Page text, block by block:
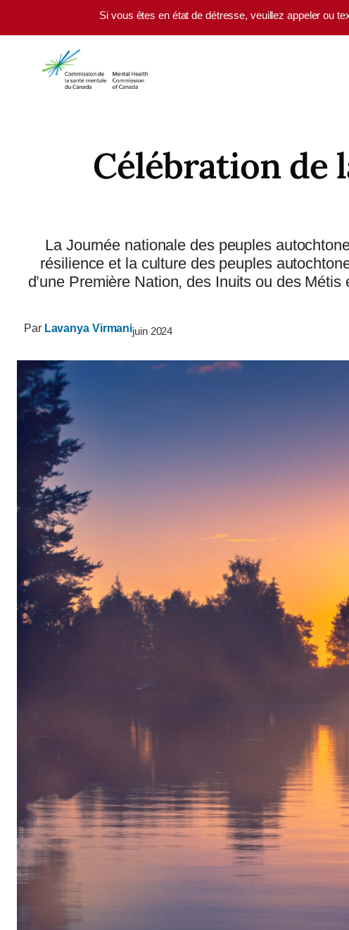
Skip to main contentSi vous êtes en état de détresse, veuillez appeler ou
Célébration de
La Journée nationale des peuples
résilience et la culture des peuples
d’une Première Nation, des Inuits ou des
Par Lavanya Virmanijuin 2024